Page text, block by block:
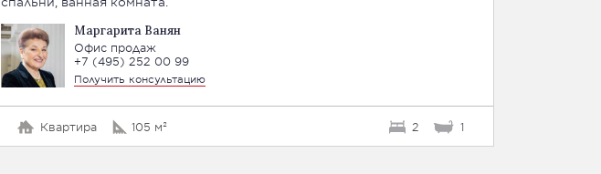
Маргарита Ванян
Офис продаж
+7 (495) 252 00 99
Получить консультацию
Квартира 105 м² 2 1